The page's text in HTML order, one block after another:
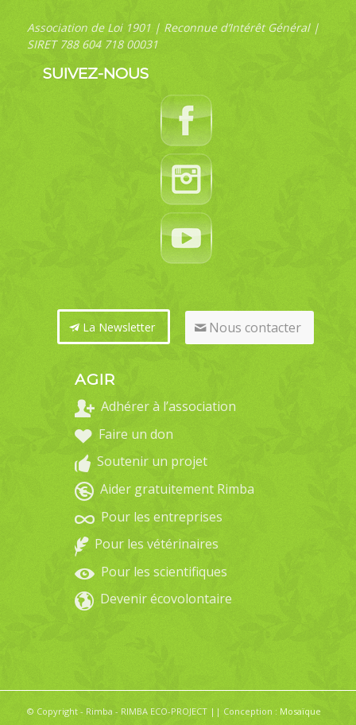
Association de Loi 1901 | Reconnue d’Intérêt Général |
SIRET 788 604 718 00031
SUIVEZ-NOUS
La Newsletter Nous contacter
AGIR
Adhérer à l’association
Faire un don
Soutenir un projet
Aider gratuitement Rimba
Pour les entreprises
Pour les vétérinaires
Pour les scientifiques
Devenir écovolontaire
© Copyright - Rimba - RIMBA ECO-PROJECT || Conception : Mosaïque